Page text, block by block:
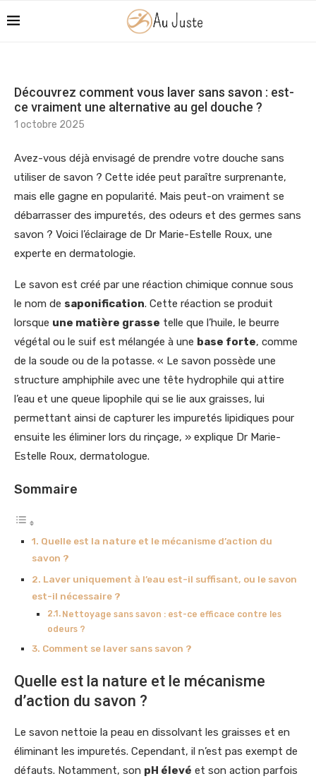
Découvrez comment vous laver sans savon : est-
ce vraiment une alternative au gel douche ?
1 octobre 2025
Avez-vous déjà envisagé de prendre votre douche sans
utiliser de savon ? Cette idée peut paraître surprenante,
mais elle gagne en popularité. Mais peut-on vraiment se
débarrasser des impuretés, des odeurs et des germes sans
savon ? Voici l’éclairage de Dr Marie-Estelle Roux, une
experte en dermatologie.
Le savon est créé par une réaction chimique connue sous
le nom de saponification. Cette réaction se produit
lorsque une matière grasse telle que l’huile, le beurre
végétal ou le suif est mélangée à une base forte, comme
de la soude ou de la potasse. « Le savon possède une
structure amphiphile avec une tête hydrophile qui attire
l’eau et une queue lipophile qui se lie aux graisses, lui
permettant ainsi de capturer les impuretés lipidiques pour
ensuite les éliminer lors du rinçage, » explique Dr Marie-
Estelle Roux, dermatologue.
Sommaire
Quelle est la nature et le mécanisme d’action du
savon ?
Laver uniquement à l’eau est-il suffisant, ou le savon
est-il nécessaire ?
Nettoyage sans savon : est-ce efficace contre les
odeurs ?
Comment se laver sans savon ?
Quelle est la nature et le mécanisme
d’action du savon ?
Le savon nettoie la peau en dissolvant les graisses et en
éliminant les impuretés. Cependant, il n’est pas exempt de
défauts. Notamment, son pH élevé et son action parfois